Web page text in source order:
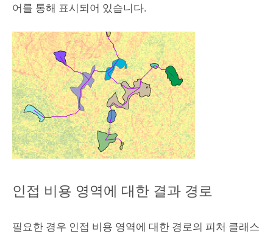
어를 통해 표시되어 있습니다.
인접 비용 영역에 대한 결과 경로
필요한 경우 인접 비용 영역에 대한 경로의 피처 클래스